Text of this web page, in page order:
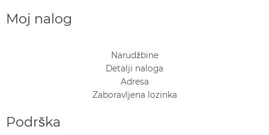
Moj nalog
Narudžbine
Detalji naloga
Adresa
Zaboravljena lozinka
Podrška